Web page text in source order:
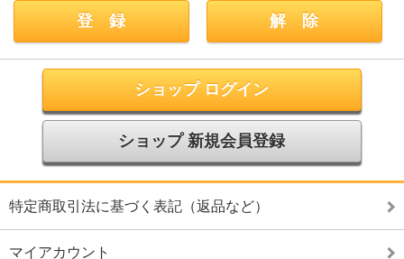
ショップ ログイン
ショップ 新規会員登録
特定商取引法に基づく表記（返品など）
マイアカウント